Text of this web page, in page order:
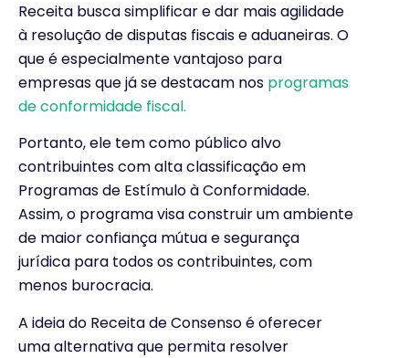
Receita busca simplificar e dar mais agilidade
à resolução de disputas fiscais e aduaneiras. O
que é especialmente vantajoso para
empresas que já se destacam nos programas
de conformidade fiscal.
Portanto, ele tem como público alvo
contribuintes com alta classificação em
Programas de Estímulo à Conformidade.
Assim, o programa visa construir um ambiente
de maior confiança mútua e segurança
jurídica para todos os contribuintes, com
menos burocracia.
A ideia do Receita de Consenso é oferecer
uma alternativa que permita resolver